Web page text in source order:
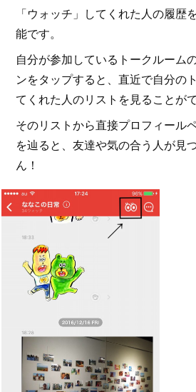
「ウォッチ」してくれた人の履歴
能です。
自分が参加しているトークルーム
ンをタップすると、直近で自分の
てくれた人のリストを見ることがで
そのリストから直接プロフィール
を辿ると、友達や気の合う人が見
ん！